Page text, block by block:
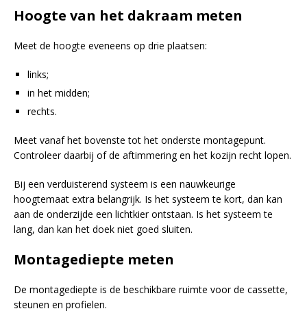
Hoogte van het dakraam meten
Meet de hoogte eveneens op drie plaatsen:
links;
in het midden;
rechts.
Meet vanaf het bovenste tot het onderste montagepunt.
Controleer daarbij of de aftimmering en het kozijn recht lopen.
Bij een verduisterend systeem is een nauwkeurige
hoogtemaat extra belangrijk. Is het systeem te kort, dan kan
aan de onderzijde een lichtkier ontstaan. Is het systeem te
lang, dan kan het doek niet goed sluiten.
Montagediepte meten
De montagediepte is de beschikbare ruimte voor de cassette,
steunen en profielen.